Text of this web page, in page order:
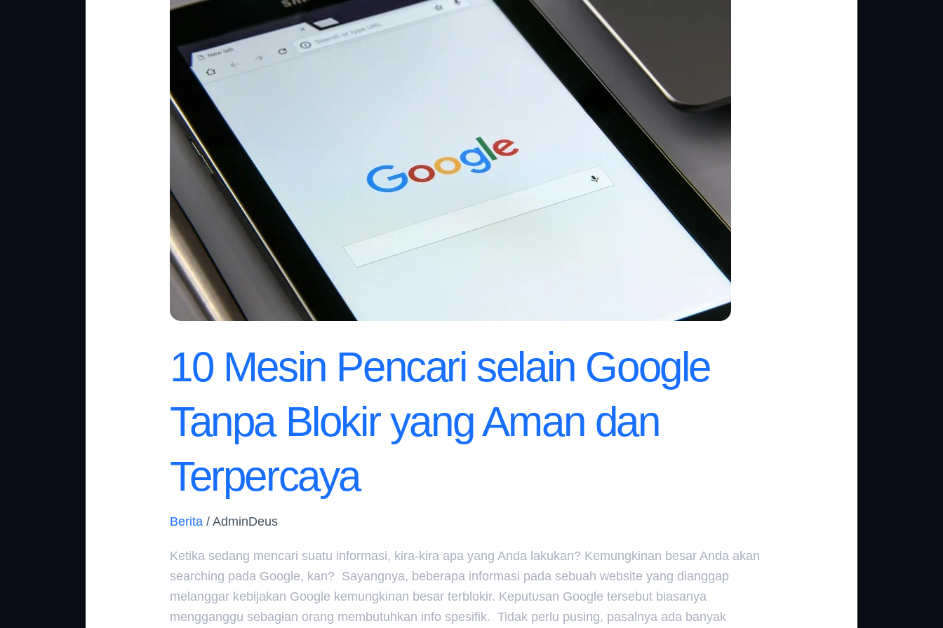
10 Mesin Pencari selain Google
Tanpa Blokir yang Aman dan
Terpercaya
Berita /AdminDeus
Ketika sedang mencari suatu informasi, kira-kira apa yang Anda lakukan? Kemungkinan besar Anda akan
searching pada Google, kan? Sayangnya, beberapa informasi pada sebuah website yang dianggap
melanggar kebijakan Google kemungkinan besar terblokir. Keputusan Google tersebut biasanya
mengganggu sebagian orang membutuhkan info spesifik. Tidak perlu pusing, pasalnya ada banyak
Google
Tanpa
Blokir
yang
Aman
dan
Terpercaya